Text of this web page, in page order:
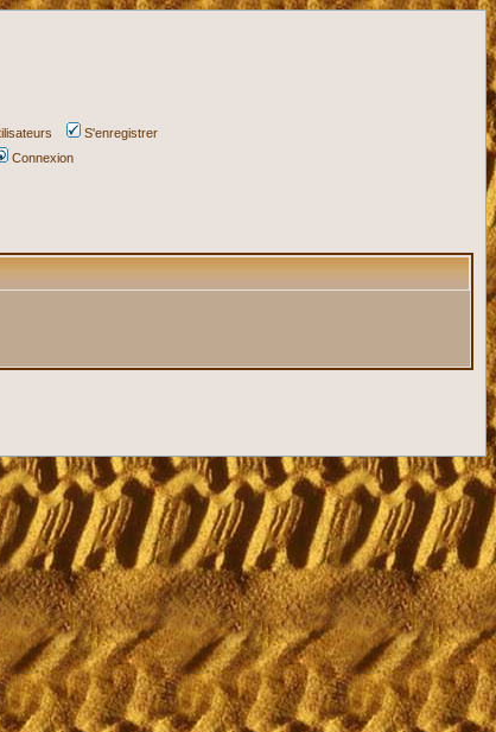
S'enregistrer
Connexion